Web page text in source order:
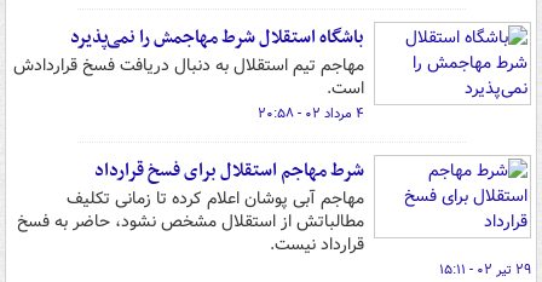
باشگاه استقلال شرط مهاجمش را نمی‌پذیرد
مهاجم تیم استقلال به دنبال دریافت فسخ قراردادش
است.
۴ مرداد ۰۲ - ۲۰:۵۸
شرط مهاجم استقلال برای فسخ قرارداد
مهاجم آبی پوشان اعلام کرده تا زمانی تکلیف
مطالباتش از استقلال مشخص نشود، حاضر به فسخ
قرارداد نیست.
۲۹ تیر ۰۲ - ۱۵:۱۱